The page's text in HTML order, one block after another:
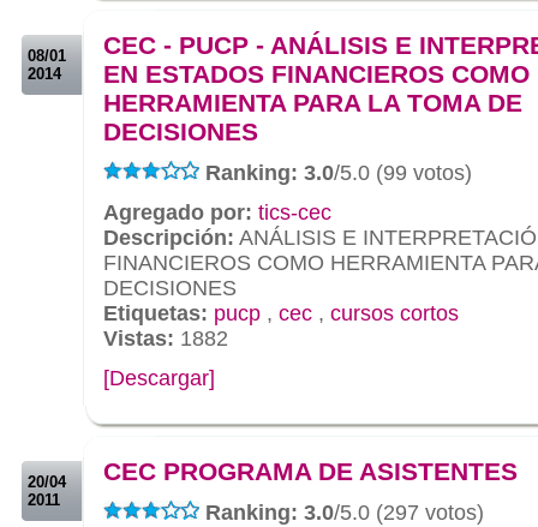
08/01
2014
CEC - PUCP - ANÁLISIS E
EN ESTADOS FINANCIEROS COMO
HERRAMIENTA PARA LA TOMA DE
DECISIONES
Ranking: 3.0/5.0 (99 votos)
Agregado por: tics-cec
Descripción: ANÁLISIS E
FINANCIEROS COMO HERRAMIENTA
DECISIONES
Etiquetas: pucp , cec , cursos cortos
Vistas: 1882
[Descargar]
20/04
2011
CEC PROGRAMA DE ASISTENTES
Ranking: 3.0/5.0 (297 votos)